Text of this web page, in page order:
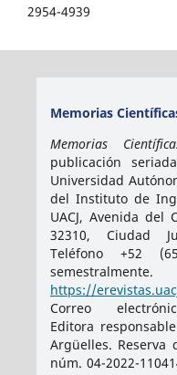
2954-4939
Memorias
Memorias
publicación
Universidad
del Instituto de
UACJ, Avenida del
32310, Ciudad
Teléfono +52
https://
Correo
Editora
Argüelles. Reserva
núm. 04-2022-